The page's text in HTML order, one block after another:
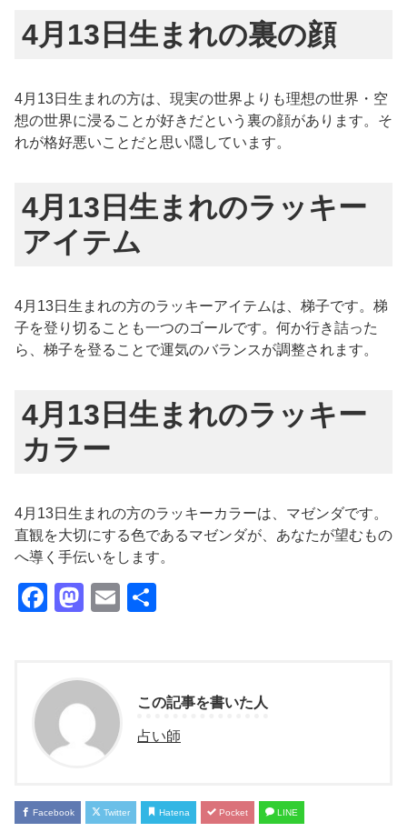
4月13日生まれの裏の顔
4月13日生まれの方は、現実の世界よりも理想の世界・空
想の世界に浸ることが好きだという裏の顔があります。そ
れが格好悪いことだと思い隠しています。
4月13日生まれのラッキー
アイテム
4月13日生まれの方のラッキーアイテムは、梯子です。梯
子を登り切ることも一つのゴールです。何か行き詰った
ら、梯子を登ることで運気のバランスが調整されます。
4月13日生まれのラッキー
カラー
4月13日生まれの方のラッキーカラーは、マゼンダです。
直観を大切にする色であるマゼンダが、あなたが望むもの
へ導く手伝いをします。
Facebook
Mastodon
Email
この記事を書いた人
占い師
Facebook Twitter Hatena Pocket LINE